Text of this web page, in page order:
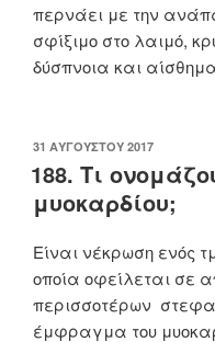
περνάει με την
σφίξιμο στο λαιμό,
δύσπνοια και
ΔΗΜΟΣΙΕΎΤΗΚΕ
ΣΤΙΣ
31 ΑΥΓΟΎΣΤΟΥ 2017
188. Τι
μυοκαρδίου;
Είναι νέκρωση ενός
οποία οφείλεται σε
περισσοτέρων
έμφραγμα του